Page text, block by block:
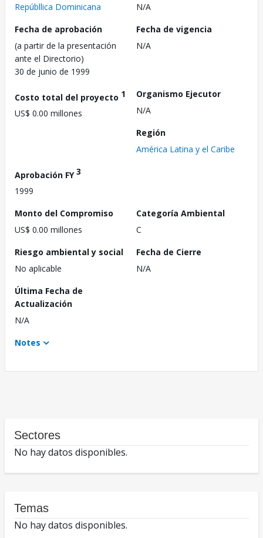
Repúbllica Dominicana
N/A
Fecha de aprobación
(a partir de la presentación
ante el Directorio)
30 de junio de 1999
Fecha de vigencia
N/A
Costo total del proyecto 1
US$ 0.00 millones
Organismo Ejecutor
N/A
Región
América Latina y el Caribe
Aprobación FY3
1999
Monto del Compromiso
US$ 0.00 millones
Categoría Ambiental
C
Riesgo ambiental y social
No aplicable
Fecha de Cierre
N/A
Última Fecha de
Actualización
N/A
Notes
Sectores
No hay datos disponibles.
Temas
No hay datos disponibles.